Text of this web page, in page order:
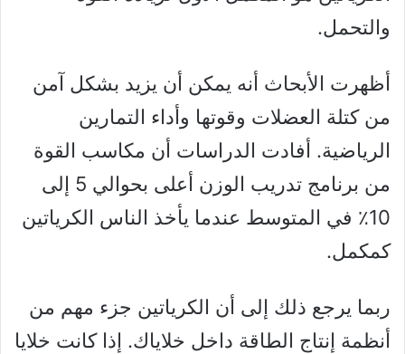
والتحمل.
أظهرت الأبحاث أنه يمكن أن يزيد بشكل آمن
من كتلة العضلات وقوتها وأداء التمارين
الرياضية. أفادت الدراسات أن مكاسب القوة
من برنامج تدريب الوزن أعلى بحوالي 5 إلى
10٪ في المتوسط ​​عندما يأخذ الناس الكرياتين
كمكمل.
ربما يرجع ذلك إلى أن الكرياتين جزء مهم من
أنظمة إنتاج الطاقة داخل خلاياك. إذا كانت خلايا